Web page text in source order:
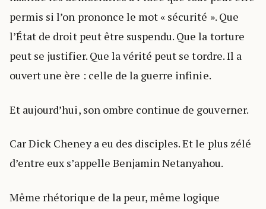
permis si l’on prononce le mot « sécurité ». Que
l’État de droit peut être suspendu. Que la torture
peut se justifier. Que la vérité peut se tordre. Il a
ouvert une ère : celle de la guerre infinie.
Et aujourd’hui, son ombre continue de gouverner.
Car Dick Cheney a eu des disciples. Et le plus zélé
d’entre eux s’appelle Benjamin Netanyahou.
Même rhétorique de la peur, même logique